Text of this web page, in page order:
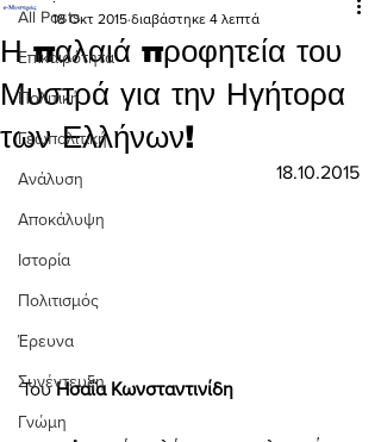
All Posts
Επικαιρότητα
Πολιτική
Γεωπολιτική
Ανάλυση
Αποκάλυψη
Ιστορία
Πολιτισμός
Έρευνα
Συνέντευξη
Γνώμη
Η παλαιά προφητεία του
Μυστρά για την Ηγήτορα
των Ελλήνων!
18 Οκτ 2015 διαβάστηκε 4 λεπτά
18.10.2015
Του Ησαΐα Κωνσταντινίδη